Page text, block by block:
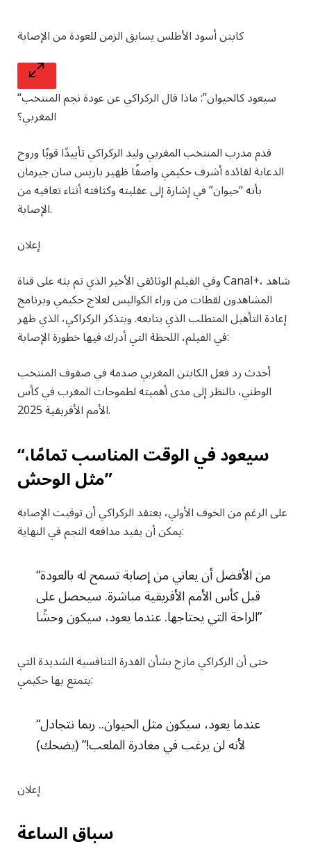
كابتن أسود الأطلس يسابق الزمن للعودة من الإصابة
“سيعود كالحيوان”: ماذا قال الركراكي عن عودة نجم المنتخب
المغربي؟
قدم مدرب المنتخب المغربي وليد الركراكي تأييدًا قويًا وروح
الدعابة لقائده أشرف حكيمي واصفًا ظهير باريس سان جيرمان
بأنه “حيوان” في إشارة إلى عقليته وكثافته أثناء تعافيه من
الإصابة.
إعلان
وفي الفيلم الوثائقي الأخير الذي تم بثه على قناة Canal+، شاهد
المشاهدون لقطات من وراء الكواليس لعلاج حكيمي وبرنامج
إعادة التأهيل المتطلب الذي يتابعه. ويتذكر الركراكي، الذي ظهر
في الفيلم، اللحظة التي أدرك فيها خطورة الإصابة:
أحدث رد فعل الكابتن المغربي صدمة في صفوف المنتخب
الوطني، بالنظر إلى مدى أهميته لطموحات المغرب في كأس
الأمم الأفريقية 2025.
“سيعود في الوقت المناسب تمامًا،
مثل الوحش”
على الرغم من الخوف الأولي، يعتقد الركراكي أن توقيت الإصابة
يمكن أن يفيد مدافعه النجم في النهاية:
“من الأفضل أن يعاني من إصابة تسمح له بالعودة
قبل كأس الأمم الأفريقية مباشرة. سيحصل على
الراحة التي يحتاجها. عندما يعود، سيكون وحشًا”
حتى أن الركراكي مازح بشأن القدرة التنافسية الشديدة التي
يتمتع بها حكيمي:
“عندما يعود، سيكون مثل الحيوان.. ربما نتجادل
لأنه لن يرغب في مغادرة الملعب!” (يضحك)
إعلان
سباق الساعة